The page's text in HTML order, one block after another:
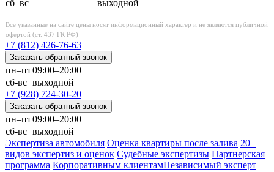
сб–вс
выходной
Все указанные на сайте цены носят информационный характер и не являются публичной
офертой (ст. 437 ГК РФ)
+7 (812) 426-76-63
Заказать обратный звонок
пн–пт09:00–20:00
сб-вс выходной
+7 (928) 724-30-20
Заказать обратный звонок
пн–пт09:00–20:00
сб-вс выходной
Экспертиза автомобиля Оценка квартиры после залива 20+
видов экспертиз и оценок Судебные экспертизы Партнерская
программа Корпоративным клиентамНезависимый эксперт